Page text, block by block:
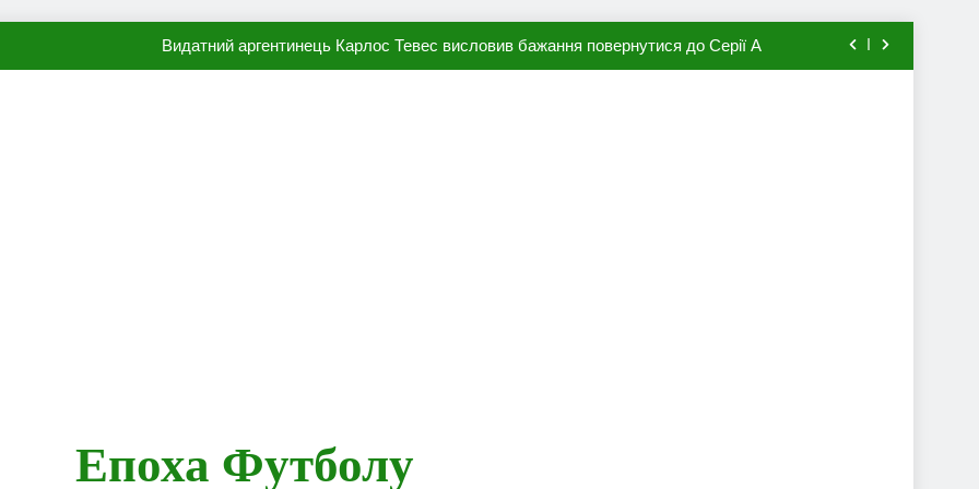
Видатний аргентинець Карлос Тевес висловив бажання повернутися до Серії А
Епоха Футболу